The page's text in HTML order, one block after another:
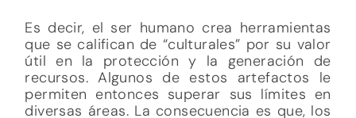
Es decir, el ser humano crea herramientas
que se califican de “culturales” por su valor
útil en la protección y la generación de
recursos. Algunos de estos artefactos le
permiten entonces superar sus límites en
diversas áreas. La consecuencia es que, los